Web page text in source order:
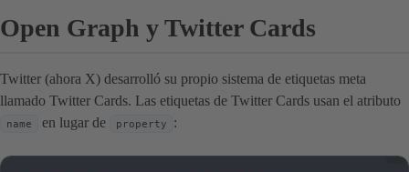
Open Graph y Twitter Cards
Twitter (ahora X) desarrolló su propio sistema de etiquetas meta
llamado Twitter Cards. Las etiquetas de Twitter Cards usan el atributo
name en lugar de property :